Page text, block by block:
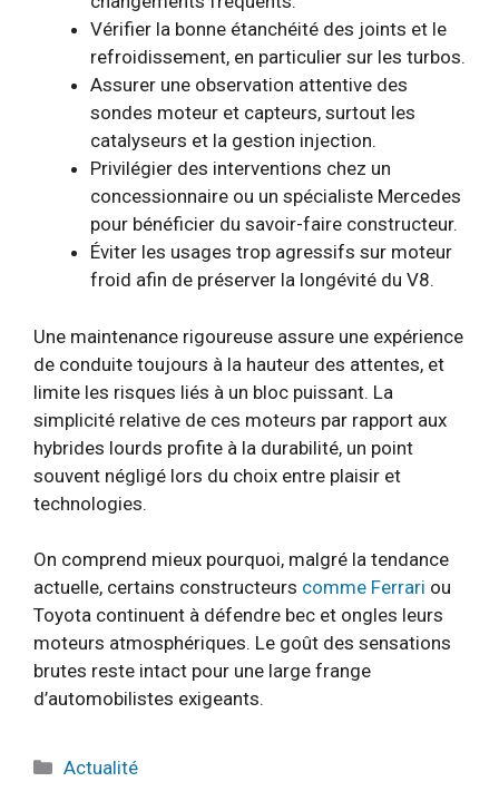
Vérifier la bonne étanchéité des joints et le
refroidissement, en particulier sur les turbos.
Assurer une observation attentive des
sondes moteur et capteurs, surtout les
catalyseurs et la gestion injection.
Privilégier des interventions chez un
concessionnaire ou un spécialiste Mercedes
pour bénéficier du savoir-faire constructeur.
Éviter les usages trop agressifs sur moteur
froid afin de préserver la longévité du V8.
Une maintenance rigoureuse assure une expérience
de conduite toujours à la hauteur des attentes, et
limite les risques liés à un bloc puissant. La
simplicité relative de ces moteurs par rapport aux
hybrides lourds profite à la durabilité, un point
souvent négligé lors du choix entre plaisir et
technologies.
On comprend mieux pourquoi, malgré la tendance
actuelle, certains constructeurs comme Ferrari ou
Toyota continuent à défendre bec et ongles leurs
moteurs atmosphériques. Le goût des sensations
brutes reste intact pour une large frange
d’automobilistes exigeants.
Catégories
Actualité